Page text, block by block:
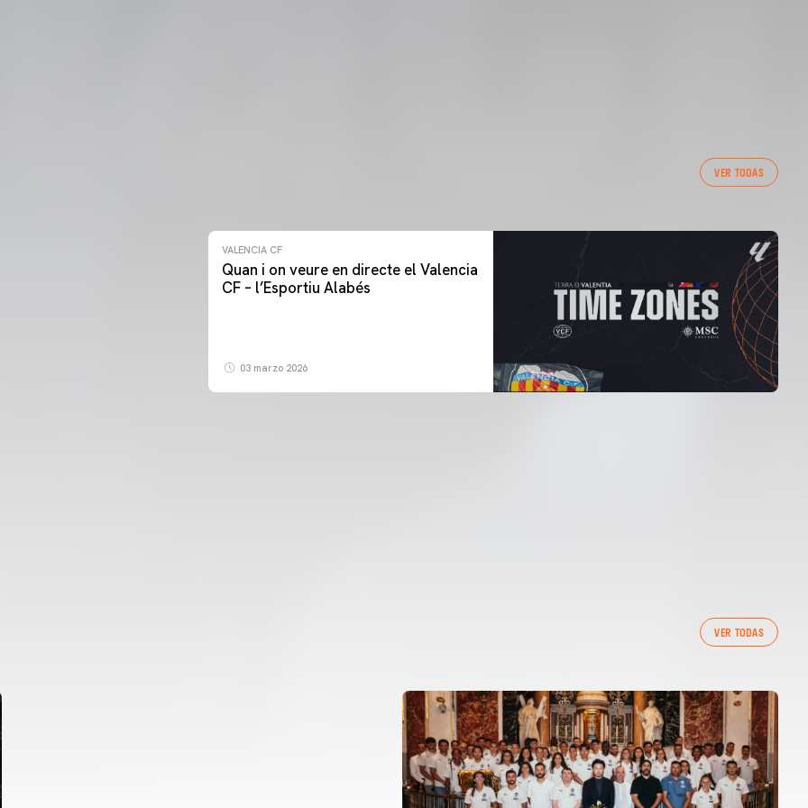
VER TODAS
VALENCIA CF
Quan i on veure en directe el Valencia
CF – l’Esportiu Alabés
03 marzo 2026
VER TODAS